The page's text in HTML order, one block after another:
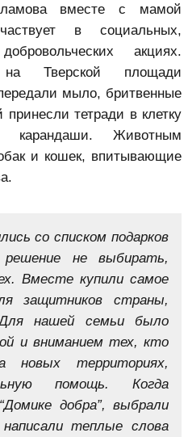
вместе с мамой
в социальных,
акциях.
Тверской площади
мыло, бритвенные
тетради в клетку
Животным
и кошек, впитывающие
со списком подарков
не выбирать,
Вместе купили самое
защитников страны,
нашей семьи было
и вниманием тех, кто
новых территориях,
помощь. Когда
добра”, выбрали
теплые слова